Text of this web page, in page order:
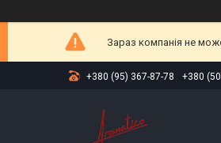
Зараз компанія не
+380 (95) 367-87-78 +380